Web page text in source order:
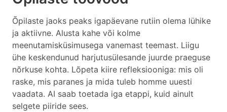
Õpilaste jaoks peaks igapäevane rutiin olema lühike
ja aktiivne. Alusta kahe või kolme
meenutamisküsimusega vanemast teemast. Liigu
ühe keskendunud harjutusülesande juurde praeguse
nõrkuse kohta. Lõpeta kiire refleksiooniga: mis oli
raske, mis paranes ja mida tuleb homme uuesti
vaadata. AI saab toetada iga etappi, kuid ainult
selgete piiride sees.